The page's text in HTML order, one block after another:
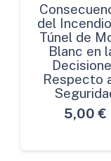
del
Túnel de
Blanc en
Respecto
5,00 €